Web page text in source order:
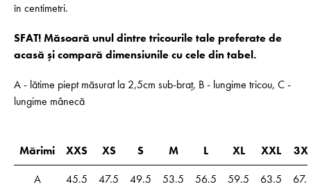
în centimetri.
SFAT! Măsoară unul dintre tricourile tale preferate de
acasă și compară dimensiunile cu cele din tabel.
A - lătime piept măsurat la 2,5cm sub-braț, B - lungime tricou, C -
lungime mânecă
Mărimi XXS XS S M L XL XXL
A
45.5 47.5 49.5 53.5 56.5 59.5 63.5